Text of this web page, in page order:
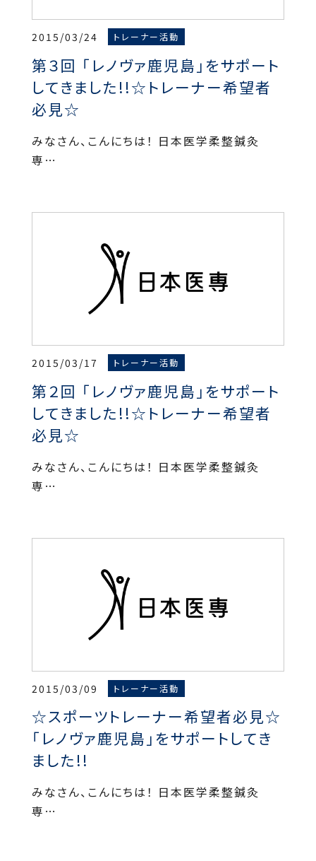
2015/03/24 トレーナー活動
第３回 「レノヴァ鹿児島」をサポート
してきました!!☆トレーナー希望者
必見☆
みなさん、こんにちは！ 日本医学柔整鍼灸
専…
2015/03/17 トレーナー活動
第２回 「レノヴァ鹿児島」をサポート
してきました!!☆トレーナー希望者
必見☆
みなさん、こんにちは！ 日本医学柔整鍼灸
専…
2015/03/09 トレーナー活動
☆スポーツトレーナー希望者必見☆
「レノヴァ鹿児島」をサポートしてき
ました!!
みなさん、こんにちは！ 日本医学柔整鍼灸
専…